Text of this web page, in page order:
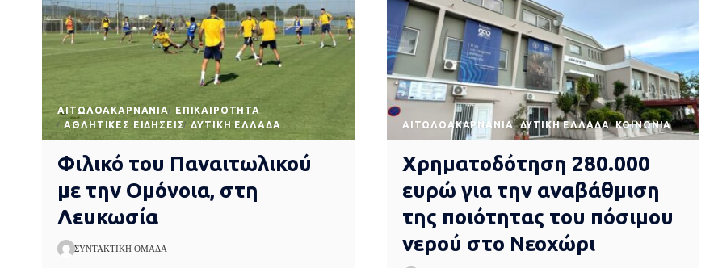
AΙΤΩΛΟΑΚΑΡΝΑΝΊΑ
EΠΙΚΑΙΡΌΤΗΤΑ
ΑΘΛΗΤΙΚΈΣ ΕΙΔΉΣΕΙΣ
ΔΥΤΙΚΉ ΕΛΛΆΔΑ
Φιλικό του Παναιτωλικού
με την Ομόνοια, στη
Λευκωσία
ΣΥΝΤΑΚΤΙΚΉ ΟΜΆΔΑ
AΙΤΩΛΟΑΚΑΡΝΑΝΊΑ ΔΥΤΙΚΉ ΕΛΛΆΔΑ ΚΟΙΝΩΝΊΑ
Χρηματοδότηση 280.000
ευρώ για την αναβάθμιση
της ποιότητας του πόσιμου
νερού στο Νεοχώρι